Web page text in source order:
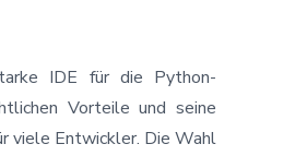
IDE für die Python-
Vorteile und seine
viele Entwickler. Die Wahl